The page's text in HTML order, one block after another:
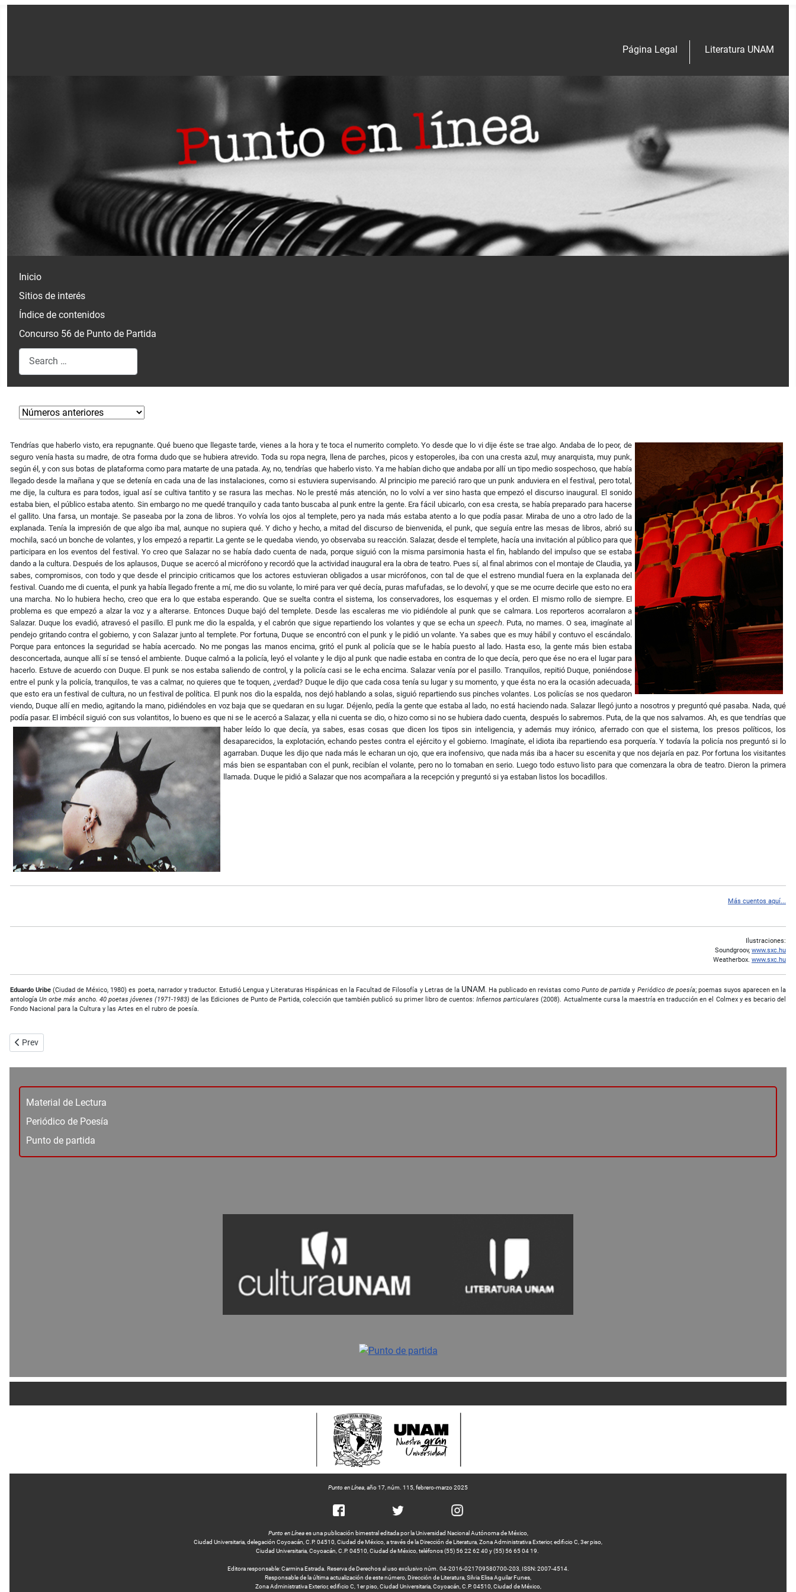
Literatura UNAM
Página Legal
Inicio
Sitios de interés
Índice de contenidos
Concurso 56 de Punto de Partida
Search
Material de Lectura
Periódico de Poesía
Punto de partida
Tendrías que haberlo visto, era repugnante. Qué bueno que llegaste tarde, vienes a la hora y te toca el numerito completo. Yo desde que lo vi dije éste se trae algo. Andaba de lo peor, de
seguro venía hasta su madre, de otra forma dudo que se hubiera atrevido. Toda su ropa negra, llena de parches, picos y estoperoles, iba con una cresta azul, muy anarquista, muy punk,
según él, y con sus botas de plataforma como para matarte de una patada. Ay, no, tendrías que haberlo visto. Ya me habían dicho que andaba por allí un tipo medio sospechoso, que había
llegado desde la mañana y que se detenía en cada una de las instalaciones, como si estuviera supervisando. Al principio me pareció raro que un punk anduviera en el festival, pero total,
me dije, la cultura es para todos, igual así se cultiva tantito y se rasura las mechas. No le presté más atención, no lo volví a ver sino hasta que empezó el discurso inaugural. El sonido
estaba bien, el público estaba atento. Sin embargo no me quedé tranquilo y cada tanto buscaba al punk entre la gente. Era fácil ubicarlo, con esa cresta, se había preparado para hacerse
el gallito. Una farsa, un montaje. Se paseaba por la zona de libros. Yo volvía los ojos al templete, pero ya nada más estaba atento a lo que podía pasar. Miraba de uno a otro lado de la
explanada. Tenía la impresión de que algo iba mal, aunque no supiera qué. Y dicho y hecho, a mitad del discurso de bienvenida, el punk, que seguía entre las mesas de libros, abrió su
mochila, sacó un bonche de volantes, y los empezó a repartir. La gente se le quedaba viendo, yo observaba su reacción. Salazar, desde el templete, hacía una invitación al público para que
participara en los eventos del festival. Yo creo que Salazar no se había dado cuenta de nada, porque siguió con la misma parsimonia hasta el fin, hablando del impulso que se estaba
dando a la cultura. Después de los aplausos, Duque se acercó al micrófono y recordó que la actividad inaugural era la obra de teatro. Pues sí, al final abrimos con el montaje de Claudia, ya
sabes, compromisos, con todo y que desde el principio criticamos que los actores estuvieran obligados a usar micrófonos, con tal de que el estreno mundial fuera en la explanada del
festival. Cuando me di cuenta, el punk ya había llegado frente a mí, me dio su volante, lo miré para ver qué decía, puras mafufadas, se lo devolví, y que se me ocurre decirle que esto no era
una marcha. No lo hubiera hecho, creo que era lo que estaba esperando. Que se suelta contra el sistema, los conservadores, los esquemas y el orden. El mismo rollo de siempre. El
problema es que empezó a alzar la voz y a alterarse. Entonces Duque bajó del templete. Desde las escaleras me vio pidiéndole al punk que se calmara. Los reporteros acorralaron a
Salazar. Duque los evadió, atravesó el pasillo. El punk me dio la espalda, y el cabrón que sigue repartiendo los volantes y que se echa unspeech. Puta, no mames. O sea, imagínate al
pendejo gritando contra el gobierno, y con Salazar junto al templete. Por fortuna, Duque se encontró con el punk y le pidió un volante. Ya sabes que es muy hábil y contuvo el escándalo.
Porque para entonces la seguridad se había acercado. No me pongas las manos encima, gritó el punk al policía que se le había puesto al lado. Hasta eso, la gente más bien estaba
desconcertada, aunque allí sí se tensó el ambiente. Duque calmó a la policía, leyó el volante y le dijo al punk que nadie estaba en contra de lo que decía, pero que ése no era el lugar para
hacerlo. Estuve de acuerdo con Duque. El punk se nos estaba saliendo de control, y la policía casi se le echa encima. Salazar venía por el pasillo. Tranquilos, repitió Duque, poniéndose
entre el punk y la policía, tranquilos, te vas a calmar, no quieres que te toquen, ¿verdad? Duque le dijo que cada cosa tenía su lugar y su momento, y que ésta no era la ocasión adecuada,
que esto era un festival de cultura, no un festival de política. El punk nos dio la espalda, nos dejó hablando a solas, siguió repartiendo sus pinches volantes. Los policías se nos quedaron
viendo, Duque allí en medio, agitando la mano, pidiéndoles en voz baja que se quedaran en su lugar. Déjenlo, pedía la gente que estaba al lado, no está haciendo nada. Salazar llegó junto a nosotros y preguntó qué pasaba. Nada, qué
podía pasar. El imbécil siguió con sus volantitos, lo bueno es que ni se le acercó a Salazar, y ella ni cuenta se dio, o hizo como si no se hubiera dado cuenta, después lo sabremos. Puta, de la que nos salvamos. Ah, es que tendrías que
haber leído lo que decía, ya sabes, esas cosas que dicen los tipos sin inteligencia, y además muy irónico, aferrado con que el sistema, los presos políticos, los
desaparecidos, la explotación, echando pestes contra el ejército y el gobierno. Imagínate, el idiota iba repartiendo esa porquería. Y todavía la policía nos preguntó si lo
agarraban. Duque les dijo que nada más le echaran un ojo, que era inofensivo, que nada más iba a hacer su escenita y que nos dejaría en paz. Por fortuna los visitantes
más bien se espantaban con el punk, recibían el volante, pero no lo tomaban en serio. Luego todo estuvo listo para que comenzara la obra de teatro. Dieron la primera
llamada. Duque le pidió a Salazar que nos acompañara a la recepción y preguntó si ya estaban listos los bocadillos.
Más cuentos aquí...
Ilustraciones:
Soundgroov, www.sxc.hu
Weatherbox. www.sxc.hu
Eduardo Uribe (Ciudad de México, 1980) es poeta, narrador y traductor. Estudió Lengua y Literaturas Hispánicas en la Facultad de Fi­losofía y Letras de la UNAM. Ha publicado en revistas comoPunto de partida y Periódico de poesía; poemas suyos aparecen en la
antologíaUn orbe más ancho. 40 poetas jóvenes (1971-1983)de las Ediciones de Punto de Partida, colección que también publicó su primer libro de cuentos:Infiernos particulares(2008). Actualmente cursa la maestría en traducción en el Colmex y es becario del
Fondo Nacional para la Cultura y las Artes en el rubro de poesía.
Previous article: Una flor encendida - Alejandro Badillo
Prev
Punto en Línea, año 17, núm. 115, febrero-marzo 2025
Punto en Líneaes una publicación bimestral editada por la Universidad Nacional Autónoma de México,
Ciudad Universitaria, delegación Coyoacán, C.P. 04510, Ciudad de México, a través de la Dirección de Literatura, Zona Administrativa Exterior, edificio C, 3er piso,
Ciudad Universitaria, Coyoacán, C.P. 04510, Ciudad de México, teléfonos (55) 56 22 62 40 y (55) 56 65 04 19.
Editora responsable: Carmina Estrada. Reserva de Derechos al uso exclusivo núm. 04-2016-021709580700-203, ISSN: 2007-4514.
Responsable de la última actualización de este número, Dirección de Literatura, Silvia Elisa Aguilar Funes,
Zona Administrativa Exterior, edificio C, 1er piso, Ciudad Universitaria, Coyoacán, C.P. 04510, Ciudad de México,